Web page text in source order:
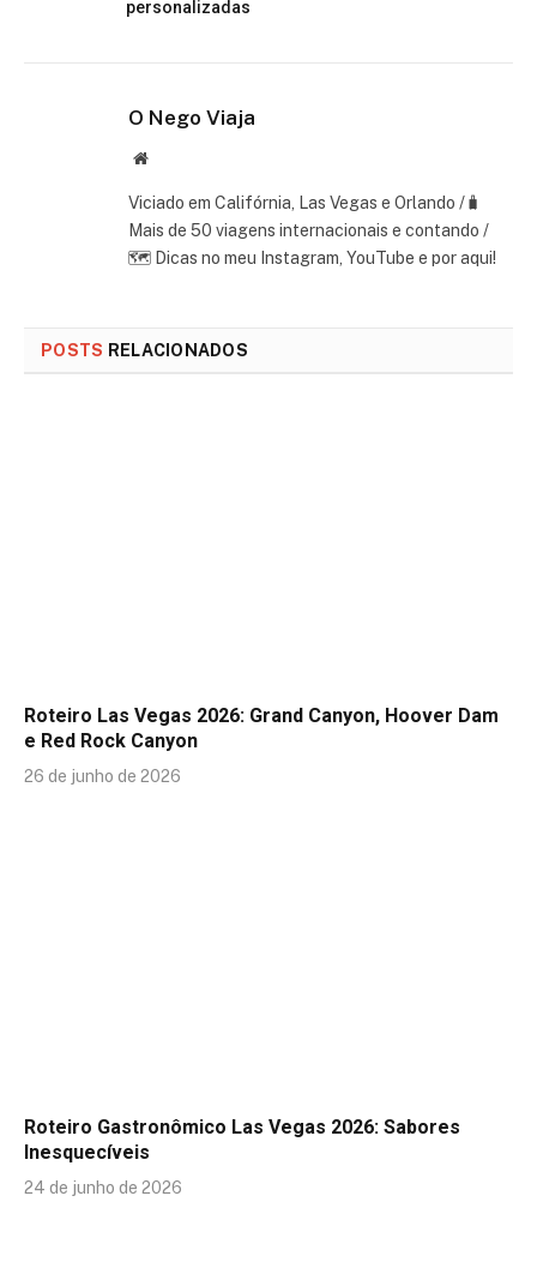
personalizadas
O Nego Viaja
Website
Viciado em Califórnia, Las Vegas e Orlando /🧳
Mais de 50 viagens internacionais e contando /
🗺 Dicas no meu Instagram, YouTube e por aqui!
POSTS RELACIONADOS
Roteiro Las Vegas 2026: Grand Canyon, Hoover Dam
e Red Rock Canyon
26 de junho de 2026
Roteiro Gastronômico Las Vegas 2026: Sabores
Inesquecíveis
24 de junho de 2026